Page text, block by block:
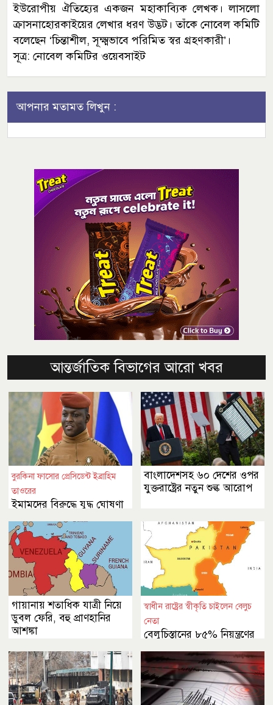
ইউরোপীয় ঐতিহ্যের একজন মহাকাব্যিক লেখক। লাসলো
ক্রাসনাহোরকাইয়ের লেখার ধরণ উদ্ভট। তাঁকে নোবেল কমিটি
বলেছেন ‘চিন্তাশীল, সূক্ষ্মভাবে পরিমিত স্বর গ্রহণকারী’।
সূত্র: নোবেল কমিটির ওয়েবসাইট
আপনার মতামত লিখুন :
আন্তর্জাতিক বিভাগের আরো খবর
বুরকিনা ফাসোর প্রেসিডেন্ট ইব্রাহিম
তাওরের
ইমামদের বিরুদ্ধে যুদ্ধ ঘোষণা
বাংলাদেশসহ ৬০ দেশের ওপর
যুক্তরাষ্ট্রের নতুন শুল্ক আরোপ
গায়ানায় শতাধিক যাত্রী নিয়ে
ডুবল ফেরি, বহু প্রাণহানির
আশঙ্কা
স্বাধীন রাষ্ট্রের স্বীকৃতি চাইলেন বেলুচ
নেতা
বেলুচিস্তানের ৮৫% নিয়ন্ত্রণের